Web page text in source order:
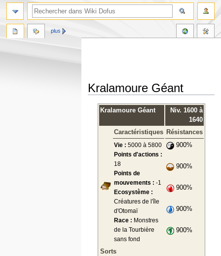
Kralamoure Géant
navigation
recherche
Kralamoure Géant
Niv. 1600 à
1640
Caractéristiques
Résistances
Vie : 5000 à 5800
Points d'actions :
18
Points de
mouvements : -1
Ecosystème :
Créatures de l'île
d'Otomaï
Race : Monstres
de la Tourbière
sans fond
900%
900%
900%
900%
900%
Sorts
plus